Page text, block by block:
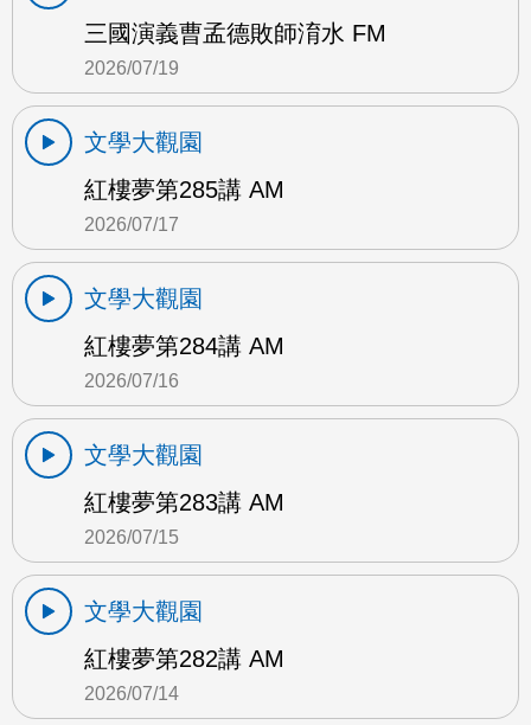
三國演義曹孟德敗師淯水 FM
2026/07/19
文學大觀園
紅樓夢第285講 AM
2026/07/17
文學大觀園
紅樓夢第284講 AM
2026/07/16
文學大觀園
紅樓夢第283講 AM
2026/07/15
文學大觀園
紅樓夢第282講 AM
2026/07/14